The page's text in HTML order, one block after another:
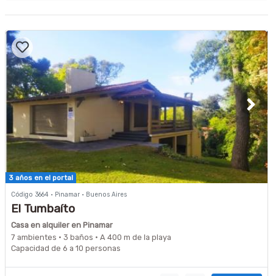
3 años en el portal
Código 3664 · Pinamar · Buenos Aires
El Tumbaíto
Casa en alquiler en Pinamar
7 ambientes · 3 baños · A 400 m de la playa
Capacidad de 6 a 10 personas